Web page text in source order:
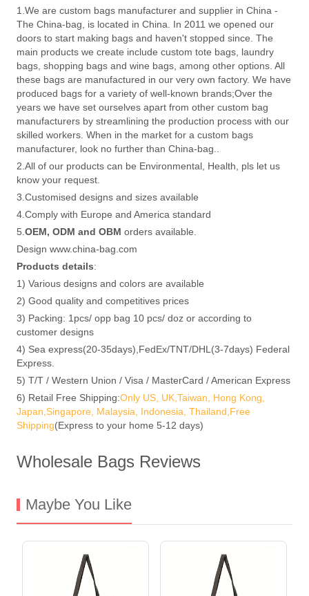
1.We are custom bags manufacturer and supplier in China -
The China-bag, is located in China. In 2011 we opened our
doors to start making bags and haven't stopped since. The
main products we create include custom tote bags, laundry
bags, shopping bags and wine bags, among other options. All
these bags are manufactured in our very own factory. We have
produced bags for a variety of well-known brands;Over the
years we have set ourselves apart from other custom bag
manufacturers by streamlining the production process with our
skilled workers. When in the market for a custom bags
manufacturer, look no further than China-bag..
2.All of our products can be Environmental, Health, pls let us
know your request.
3.Customised designs and sizes available
4.Comply with Europe and America standard
5. OEM, ODM and OBM orders available.
Design www.china-bag.com
Products details:
1) Various designs and colors are available
2) Good quality and competitives prices
3) Packing: 1pcs/ opp bag 10 pcs/ doz or according to
customer designs
4) Sea express(20-35days),FedEx/TNT/DHL(3-7days) Federal
Express.
5) T/T / Western Union / Visa / MasterCard / American Express
6) Retail Free Shipping:Only US, UK,Taiwan, Hong Kong,
Japan,Singapore, Malaysia, Indonesia, Thailand,Free
Shipping(Express to your home 5-12 days)
Wholesale Bags Reviews
Maybe You Like